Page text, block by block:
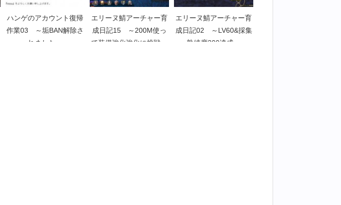
ハンゲのアカウント復帰
作業03 ～垢BAN解除さ
れました～
エリーヌ鯖アーチャー育
成日記15 ～200M使っ
て装備強化強化に挑戦～
エリーヌ鯖アーチャー育
成日記02 ～LV60&採集
熟練度300達成～